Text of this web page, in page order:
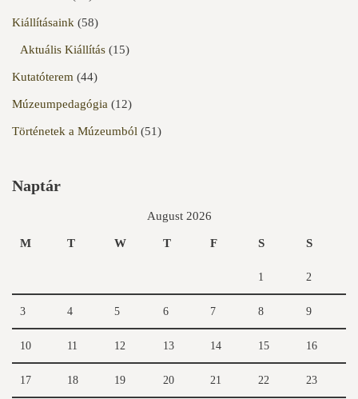
Kiállításaink (58)
Aktuális Kiállítás (15)
Kutatóterem (44)
Múzeumpedagógia (12)
Történetek a Múzeumból (51)
Naptár
August 2026
M T W T F S S
1 2
3 4 5 6 7 8 9
10 11 12 13 14 15 16
17 18 19 20 21 22 23